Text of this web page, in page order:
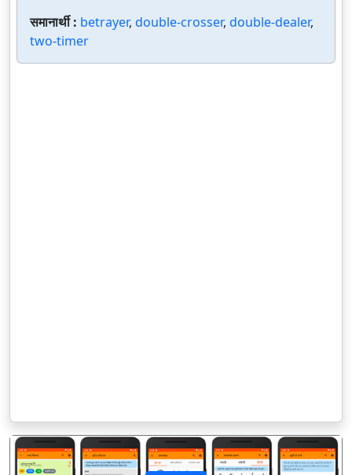
समानार्थी : betrayer, double-crosser, double-dealer,
two-timer